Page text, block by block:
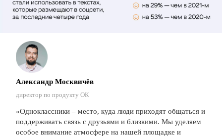
Александр Москвичёв
директор по продукту ОК
«Одноклассники – место, куда люди приходят общаться и
поддерживать связь с друзьями и близкими. Мы уделяем
особое внимание атмосфере на нашей площадке и